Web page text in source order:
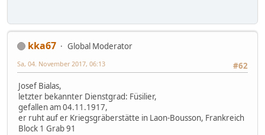
kka67
Global Moderator
#62
Sa, 04. November 2017, 06:13
Josef Bialas,
letzter bekannter Dienstgrad: Füsilier,
gefallen am 04.11.1917,
er ruht auf er Kriegsgräberstätte in Laon-Bousson, Frankreich
Block 1 Grab 91